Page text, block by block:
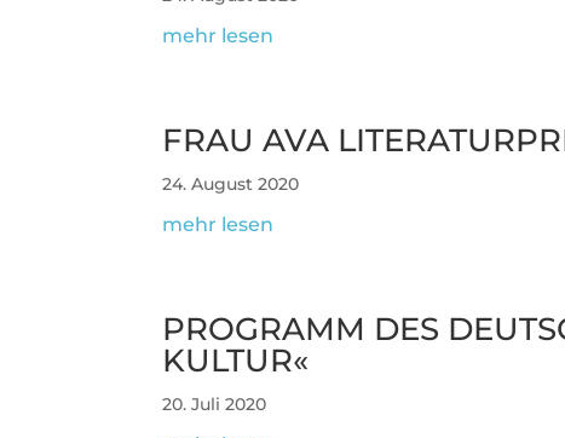
mehr lesen
FRAU AVA
24. August 2020
mehr lesen
PRO­GRAMM DES
KULTUR«
20. Juli 2020